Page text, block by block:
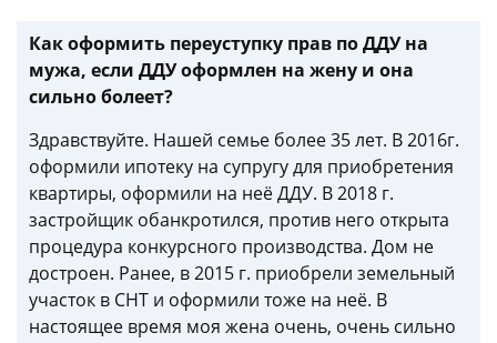
Как оформить переуступку прав по ДДУ на
мужа, если ДДУ оформлен на жену и она
сильно болеет?
Здравствуйте. Нашей семье более 35 лет. В 2016г.
оформили ипотеку на супругу для приобретения
квартиры, оформили на неё ДДУ. В 2018 г.
застройщик обанкротился, против него открыта
процедура конкурсного производства. Дом не
достроен. Ранее, в 2015 г. приобрели земельный
участок в СНТ и оформили тоже на неё. В
настоящее время моя жена очень, очень сильно